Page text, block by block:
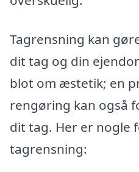
Tagrensning kan
dit tag og din
blot om æstetik; en
rengøring kan også
dit tag. Her er nogle
tagrensning: